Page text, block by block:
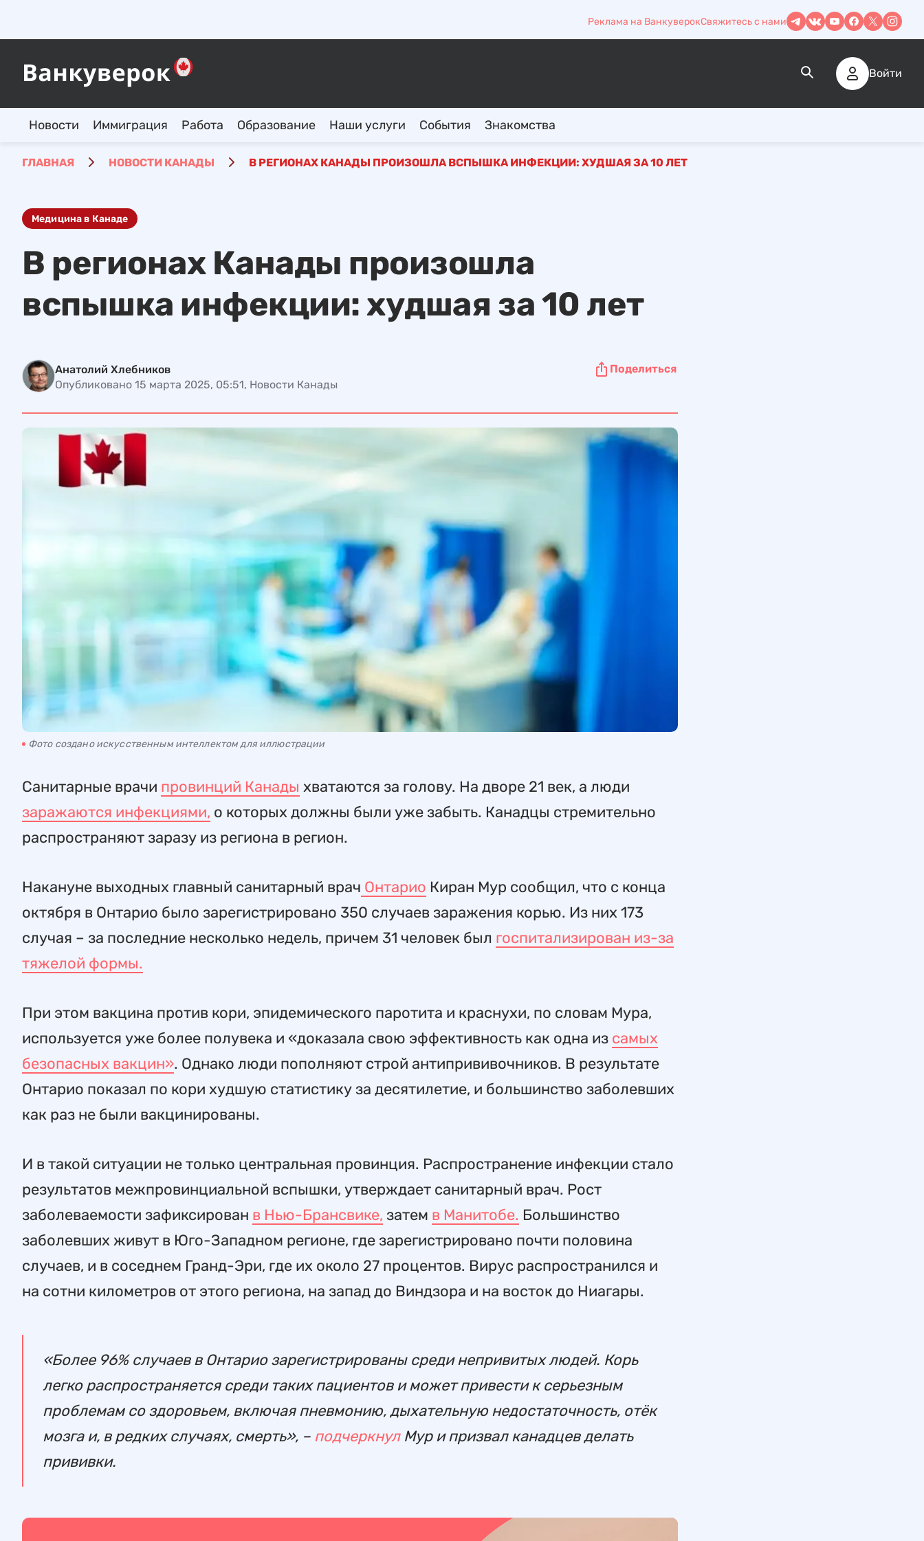
Реклама на ВанкуверокСвяжитесь с нами
Войти
Новости Иммиграция Работа Образование Наши услуги События Знакомства
ГЛАВНАЯ НОВОСТИ КАНАДЫ В РЕГИОНАХ КАНАДЫ ПРОИЗОШЛА ВСПЫШКА ИНФЕКЦИИ: ХУДШАЯ ЗА 10 ЛЕТ
Медицина в Канаде
В регионах Канады произошла
вспышка инфекции: худшая за 10 лет
Анатолий Хлебников
Опубликовано 15 марта 2025, 05:51, Новости Канады
Поделиться
Фото создано искусственным интеллектом для иллюстрации
Санитарные врачи провинций Канады хватаются за голову. На дворе 21 век, а люди
заражаются инфекциями, о которых должны были уже забыть. Канадцы стремительно
распространяют заразу из региона в регион.
Накануне выходных главный санитарный врач Онтарио Киран Мур сообщил, что с конца
октября в Онтарио было зарегистрировано 350 случаев заражения корью. Из них 173
случая – за последние несколько недель, причем 31 человек был госпитализирован из-за
тяжелой формы.
При этом вакцина против кори, эпидемического паротита и краснухи, по словам Мура,
используется уже более полувека и «доказала свою эффективность как одна из самых
безопасных вакцин». Однако люди пополняют строй антипрививочников. В результате
Онтарио показал по кори худшую статистику за десятилетие, и большинство заболевших
как раз не были вакцинированы.
И в такой ситуации не только центральная провинция. Распространение инфекции стало
результатов межпровинциальной вспышки, утверждает санитарный врач. Рост
заболеваемости зафиксирован в Нью-Брансвике, затем в Манитобе. Большинство
заболевших живут в Юго-Западном регионе, где зарегистрировано почти половина
случаев, и в соседнем Гранд-Эри, где их около 27 процентов. Вирус распространился и
на сотни километров от этого региона, на запад до Виндзора и на восток до Ниагары.
«Более 96% случаев в Онтарио зарегистрированы среди непривитых людей. Корь
легко распространяется среди таких пациентов и может привести к серьезным
проблемам со здоровьем, включая пневмонию, дыхательную недостаточность, отёк
мозга и, в редких случаях, смерть», – подчеркнулМур и призвал канадцев делать
прививки.